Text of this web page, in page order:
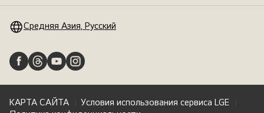
Средняя Азия, Русский
КАРТА САЙТА
Условия использования сервиса LGE